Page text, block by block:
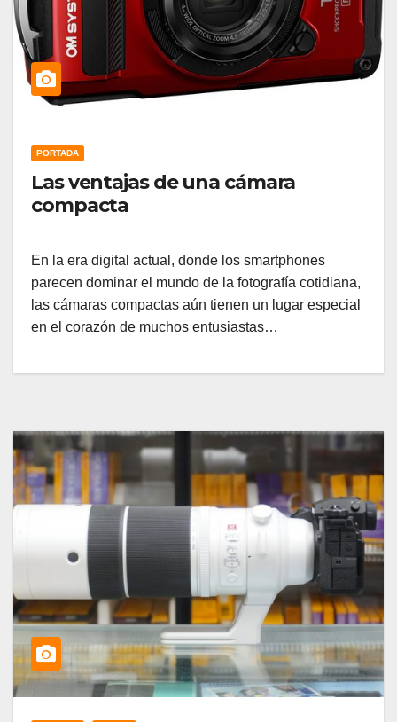
PORTADA
Las ventajas de una cámara
compacta
En la era digital actual, donde los smartphones
parecen dominar el mundo de la fotografía cotidiana,
las cámaras compactas aún tienen un lugar especial
en el corazón de muchos entusiastas…